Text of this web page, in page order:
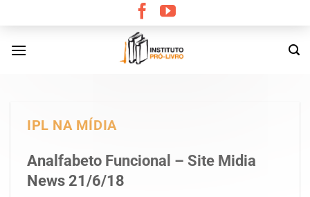
content
IPL NA MÍDIA
Analfabeto Funcional – Site Midia
News 21/6/18